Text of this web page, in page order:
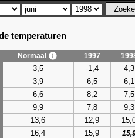
temperatuur
hoogste
22,3 (2003)
23,3 (2019)
22,7 (1982)
22,8 (2011)
22,3 (2015)
temperaturen
Normaal 1997
3,5 -1,4 4,3
3,9 6,5 6,1
6,6 8,2 7,5
9,9 7,8 9,3
13,6 12,9
16,4 15,9